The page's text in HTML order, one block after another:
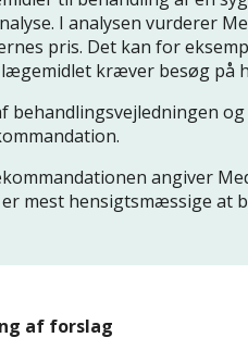
I analysen vurderer
pris. Det kan for
kræver besøg på
behandlingsvejledningen
angiver
mest hensigtsmæssige at
af forslag